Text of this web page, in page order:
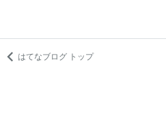
はてなブログ トップ